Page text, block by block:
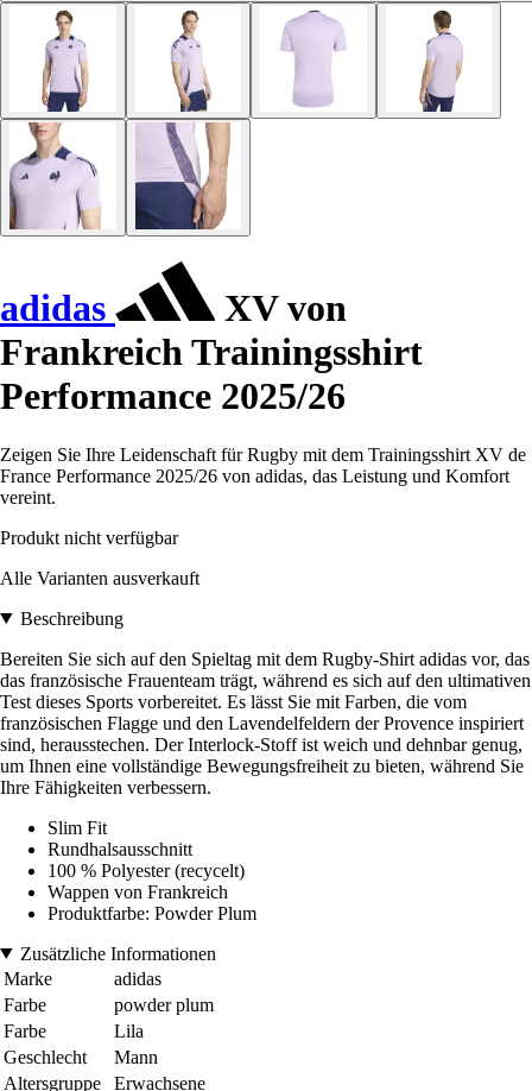
adidas
XV von
Frankreich Trainingsshirt
Performance 2025/26
Zeigen Sie Ihre Leidenschaft für Rugby mit dem Trainingsshirt XV de
France Performance 2025/26 von adidas, das Leistung und Komfort
vereint.
Produkt nicht verfügbar
Alle Varianten ausverkauft
Beschreibung
Bereiten Sie sich auf den Spieltag mit dem Rugby-Shirt adidas vor, das
das französische Frauenteam trägt, während es sich auf den ultimativen
Test dieses Sports vorbereitet. Es lässt Sie mit Farben, die vom
französischen Flagge und den Lavendelfeldern der Provence inspiriert
sind, herausstechen. Der Interlock-Stoff ist weich und dehnbar genug,
um Ihnen eine vollständige Bewegungsfreiheit zu bieten, während Sie
Ihre Fähigkeiten verbessern.
Slim Fit
Rundhalsausschnitt
100 % Polyester (recycelt)
Wappen von Frankreich
Produktfarbe: Powder Plum
Zusätzliche Informationen
Marke
adidas
Farbe
powder plum
Farbe
Lila
Geschlecht
Mann
Altersgruppe
Erwachsene